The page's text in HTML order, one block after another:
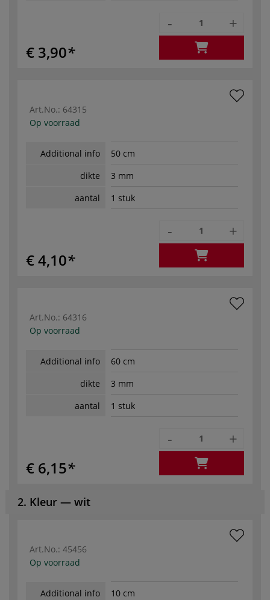
€ 3,90
- +
Art.No.: 64315
Op voorraad
Additional info
50 cm
dikte
3 mm
aantal
1 stuk
€ 4,10
- +
Art.No.: 64316
Op voorraad
Additional info
60 cm
dikte
3 mm
aantal
1 stuk
€ 6,15
- +
2. Kleur — wit
Art.No.: 45456
Op voorraad
Additional info
10 cm